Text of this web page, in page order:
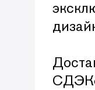
Каждый